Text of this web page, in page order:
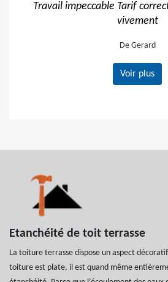
Je recommande
Voir plus
Etanchéité de toit terrasse
La toiture terrasse dispose un aspect
toiture est plate, il est quand même